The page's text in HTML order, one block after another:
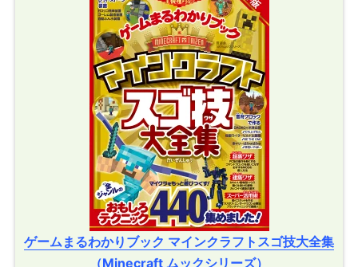
ゲームまるわかりブック マインクラフトスゴ技大全集
（Minecraft ムックシリーズ）